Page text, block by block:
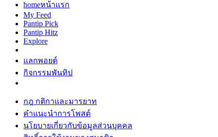
homeหน้าแรก
My Feed
Pantip Pick
Pantip Hitz
Explore
แลกพอยต์
กิจกรรมพันทิป
กฎ กติกาและมารยาท
คำแนะนำการโพสต์
นโยบายเกี่ยวกับข้อมูลส่วนบุคคล